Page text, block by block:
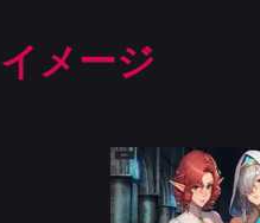
イメージ